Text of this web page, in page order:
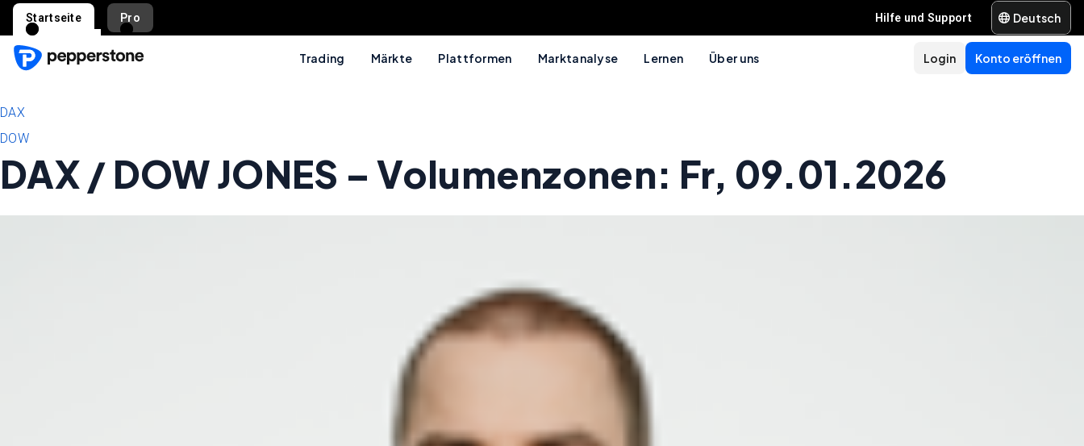
Startseite Pro Hilfe und Support Deutsch
Trading Märkte Plattformen Marktanalyse Lernen Über uns Konto eröffnen
Login
DAX
DOW
DAX / DOW JONES – Volumenzonen: Fr, 09.01.2026